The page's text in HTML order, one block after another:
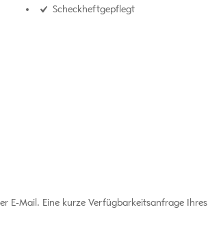
Scheckheftgepflegt
E-Mail. Eine kurze Verfügbarkeitsanfrage Ihres